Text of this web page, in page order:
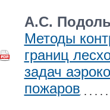
А.С.
Методы
границ
задач
пожаров